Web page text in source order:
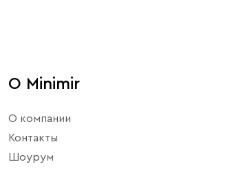
О Minimir
О компании
Контакты
Шоурум